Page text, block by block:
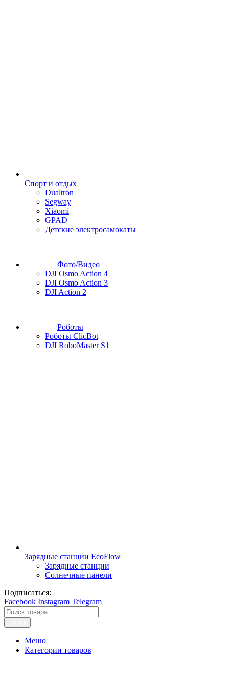
Спорт и отдых
Dualtron
Segway
Xiaomi
GPAD
Детские электросамокаты
Фото/Видео
DJI Osmo Action 4
DJI Osmo Action 3
DJI Action 2
Роботы
Роботы ClicBot
DJI RoboMaster S1
Зарядные станции EcoFlow
Зарядные станции
Солнечные панели
Подписаться:
Facebook Instagram Telegram
Меню
Категории товаров